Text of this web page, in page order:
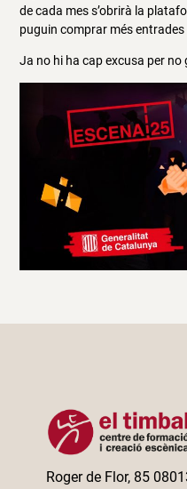
de cada mes s’obrirà la
puguin comprar més
Ja no hi ha cap excusa per no
Roger de Flor, 85